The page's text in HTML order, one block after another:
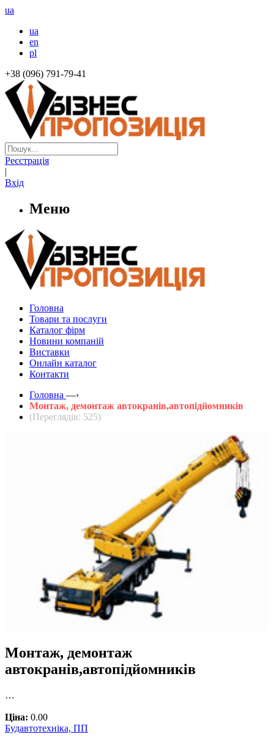
ua
ua
en
pl
+38 (096) 791-79-41
Реєстрація
|
Вхід
Меню
Головна
Товари та послуги
Каталог фірм
Новини компаній
Виставки
Онлайн каталог
Контакти
Головна —›
Монтаж, демонтаж автокранів,автопідйомників
(Переглядів: 525)
Монтаж, демонтаж
автокранів,автопідйомників
…
Ціна: 0.00
Будавтотехніка, ПП